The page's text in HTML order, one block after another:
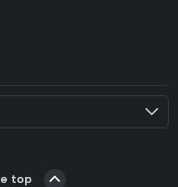
Key)?
(CD Key)?
top